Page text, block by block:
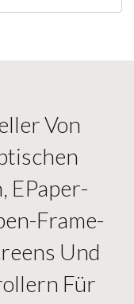
Von
EPaper-
Frame-
Und
Für